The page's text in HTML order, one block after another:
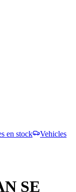
en stock
Vehicles
SE